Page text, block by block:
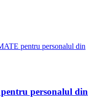
pentru personalul din
personalul din